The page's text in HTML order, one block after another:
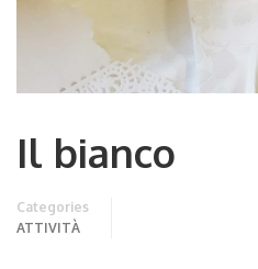
Il bianco
Categories
ATTIVITÀ